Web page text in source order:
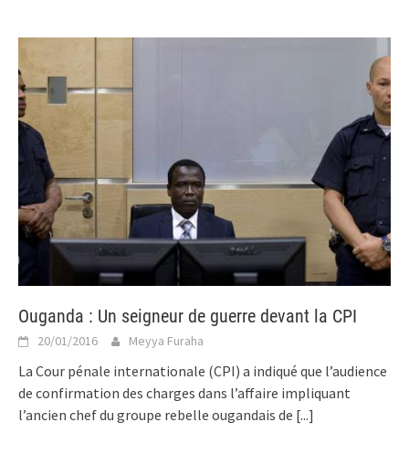
Ouganda : Un seigneur de guerre devant la CPI
20/01/2016 Meyya Furaha
La Cour pénale internationale (CPI) a indiqué que l’audience
de confirmation des charges dans l’affaire impliquant
l’ancien chef du groupe rebelle ougandais de [...]